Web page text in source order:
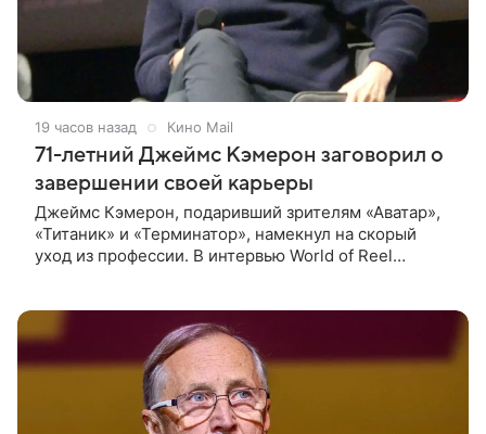
19 часов назад Кино Mail
71-летний Джеймс Кэмерон заговорил о
завершении своей карьеры
Джеймс Кэмерон, подаривший зрителям «Аватар»,
«Титаник» и «Терминатор», намекнул на скорый
уход из профессии. В интервью World of Reel